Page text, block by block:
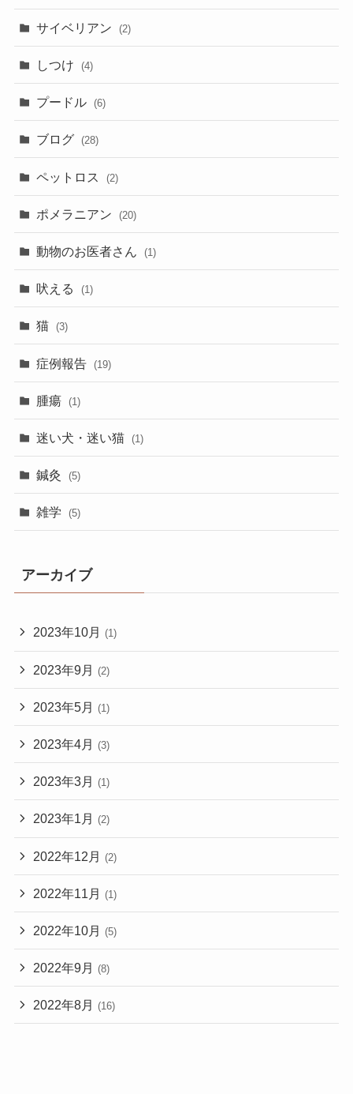
サイベリアン (2)
しつけ (4)
プードル (6)
ブログ (28)
ペットロス (2)
ポメラニアン (20)
動物のお医者さん (1)
吠える (1)
猫 (3)
症例報告 (19)
腫瘍 (1)
迷い犬・迷い猫 (1)
鍼灸 (5)
雑学 (5)
アーカイブ
2023年10月 (1)
2023年9月 (2)
2023年5月 (1)
2023年4月 (3)
2023年3月 (1)
2023年1月 (2)
2022年12月 (2)
2022年11月 (1)
2022年10月 (5)
2022年9月 (8)
2022年8月 (16)